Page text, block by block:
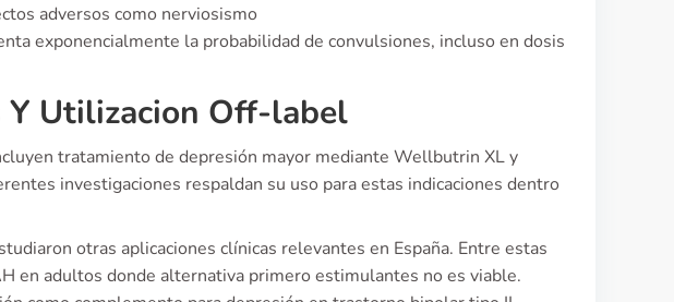
adversos como nerviosismo
exponencialmente la probabilidad de convulsiones, incluso en dosis
Y Utilizacion Off-label
tratamiento de depresión mayor mediante Wellbutrin XL y
investigaciones respaldan su uso para estas indicaciones dentro
otras aplicaciones clínicas relevantes en España. Entre estas
en adultos donde alternativa primero estimulantes no es viable.